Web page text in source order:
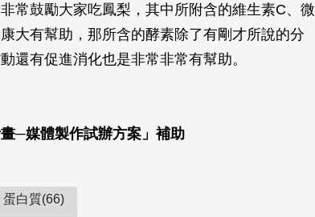
常鼓勵大家吃鳳梨，其中所附含的維生素C、微
大有幫助，那所含的酵素除了有剛才所說的分
還有促進消化也是非常非常有幫助。
─媒體製作試辦方案」補助
蛋白質(66)